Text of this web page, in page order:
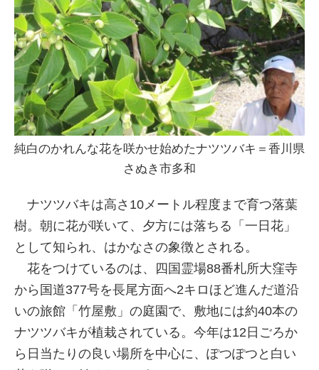
純白のかれんな花を咲かせ始めたナツツバキ＝香川県
さぬき市多和
ナツツバキは高さ10メートル程度まで育つ落葉
樹。朝に花が咲いて、夕方には落ちる「一日花」
として知られ、はかなさの象徴とされる。
花をつけているのは、四国霊場88番札所大窪寺
から国道377号を長尾方面へ2キロほど進んだ道沿
いの旅館「竹屋敷」の庭園で、敷地には約40本の
ナツツバキが植栽されている。今年は12日ごろか
ら日当たりの良い場所を中心に、ぽつぽつと白い